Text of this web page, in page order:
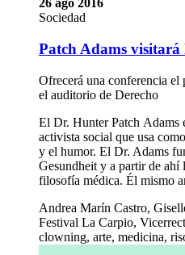
26 ago 2016
Sociedad
Patch Adams visitará
Ofrecerá una conferencia el
el auditorio de Derecho
El Dr. Hunter Patch Adams
activista social que usa
y el humor. El Dr. Adams
Gesundheit y a partir de ahí
filosofía médica. Él mismo
Andrea Marín Castro,
Festival La Carpio,
clowning, arte, medicina,